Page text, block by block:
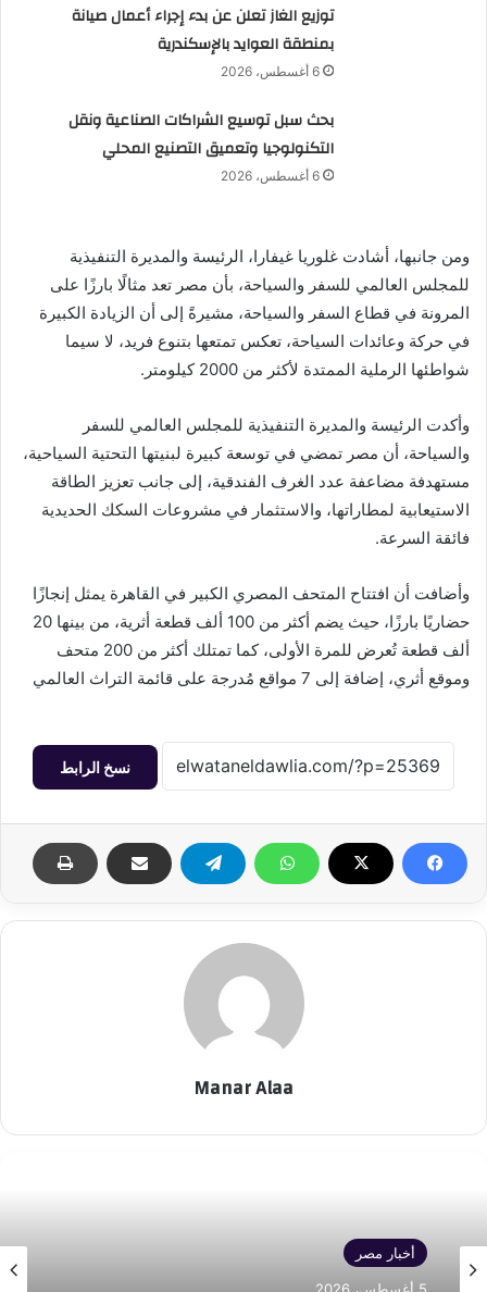
توزيع الغاز تعلن عن بدء إجراء أعمال صيانة
بمنطقة العوايد بالإسكندرية
6 أغسطس، 2026
بحث سبل توسيع الشراكات الصناعية ونقل
التكنولوجيا وتعميق التصنيع المحلي
6 أغسطس، 2026
ومن جانبها، أشادت غلوريا غيفارا، الرئيسة والمديرة التنفيذية
للمجلس العالمي للسفر والسياحة، بأن مصر تعد مثالًا بارزًا على
المرونة في قطاع السفر والسياحة، مشيرةً إلى أن الزيادة الكبيرة
في حركة وعائدات السياحة، تعكس تمتعها بتنوع فريد، لا سيما
شواطئها الرملية الممتدة لأكثر من 2000 كيلومتر.
وأكدت الرئيسة والمديرة التنفيذية للمجلس العالمي للسفر
والسياحة، أن مصر تمضي في توسعة كبيرة لبنيتها التحتية السياحية،
مستهدفة مضاعفة عدد الغرف الفندقية، إلى جانب تعزيز الطاقة
الاستيعابية لمطاراتها، والاستثمار في مشروعات السكك الحديدية
فائقة السرعة.
وأضافت أن افتتاح المتحف المصري الكبير في القاهرة يمثل إنجازًا
حضاريًا بارزًا، حيث يضم أكثر من 100 ألف قطعة أثرية، من بينها 20
ألف قطعة تُعرض للمرة الأولى، كما تمتلك أكثر من 200 متحف
وموقع أثري، إضافة إلى 7 مواقع مُدرجة على قائمة التراث العالمي
نسخ الرابط
Manar Alaa
أخبار مصر